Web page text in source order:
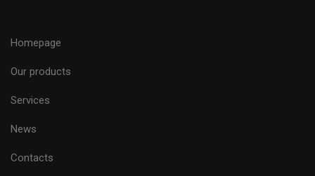
Homepage
Our products
Services
News
Contacts